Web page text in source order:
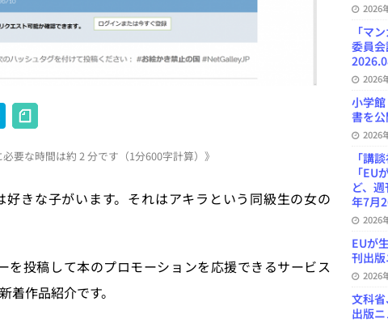
H
at
e
n
要な時間は約 2 分です（1分600字計算）》
きな子がいます。それはアキラという同級生の女の
投稿して本のプロモーションを応援できるサービス
着作品紹介です。
2026
「マ
委員
2026
小学
書を
2026
「講
「
ど、
年7月
2026
EUが
刊出
2026
文科
出版